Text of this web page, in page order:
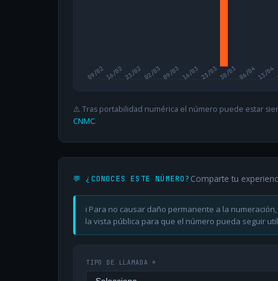
09/0216/0223/02 02/03 09/03 16/03 23/03 30/03 06/0413/04
⚠️ Tras portabilidad numérica el número puede estar
CNMC.
💬 ¿CONOCES ESTE NÚMERO? Comparte tu
ℹ️ Para no causar daño permanente a la
la vista pública para que el número pueda seguir
TIPO DE LLAMADA *